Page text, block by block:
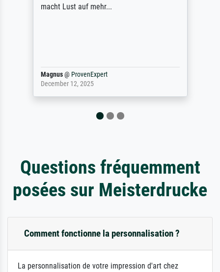
Qualität des Papiers und des Drucks
Dr.@ProvenExpert
February 3, 2026
Questions fréquemment
posées sur Meisterdrucke
Comment fonctionne la personnalisation ?
La personnalisation de votre impression d'art chez